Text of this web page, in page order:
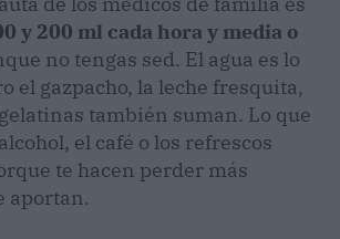
y 200 ml cada hora y media o
no tengas sed. El agua es lo
el gazpacho, la leche fresquita,
también suman. Lo que
el café o los refrescos
te hacen perder más
aportan.